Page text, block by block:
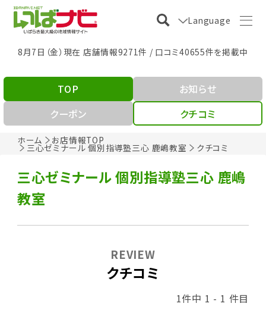
Language
8月7日（金）現在 店舗情報9271件 / 口コミ40655件を掲載中
ホーム お店情報TOP
三心ゼミナール 個別指導塾三心 鹿嶋教室 クチコミ
TOP
お知らせ
クーポン
クチコミ
三心ゼミナール 個別指導塾三心 鹿嶋
教室
クチコミ
REVIEW
1件中 1 - 1 件目